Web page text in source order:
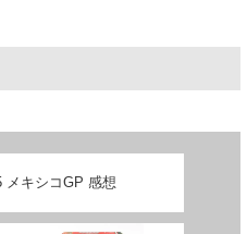
メキシコGP 感想